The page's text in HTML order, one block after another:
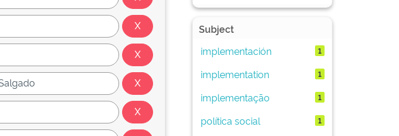
Subject
implementación
1
implementation 1
implementação 1
política social 1